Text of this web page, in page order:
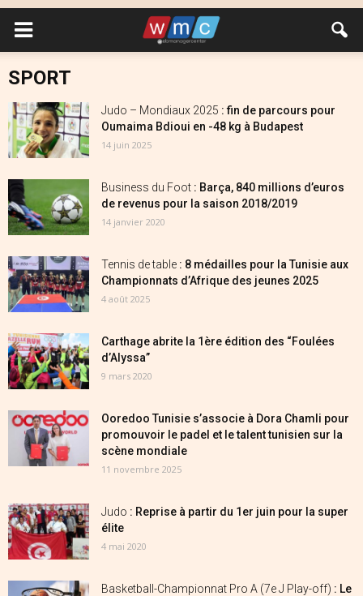
SPORT
Judo – Mondiaux 2025 : fin de parcours pour
Oumaima Bdioui en -48 kg à Budapest
14 juin 2025
Business du Foot : Barça, 840 millions d’euros
de revenus pour la saison 2018/2019
14 janvier 2020
Tennis de table : 8 médailles pour la Tunisie aux
Championnats d’Afrique des jeunes 2025
4 août 2025
Carthage abrite la 1ère édition des “Foulées
d’Alyssa”
9 mars 2020
Ooredoo Tunisie s’associe à Dora Chamli pour
promouvoir le padel et le talent tunisien sur la
scène mondiale
11 novembre 2025
Judo : Reprise à partir du 1er juin pour la super
élite
4 mai 2020
Basketball-Championnat Pro A (7e J Play-off) : Le